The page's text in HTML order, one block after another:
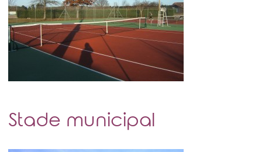
Stade municipal